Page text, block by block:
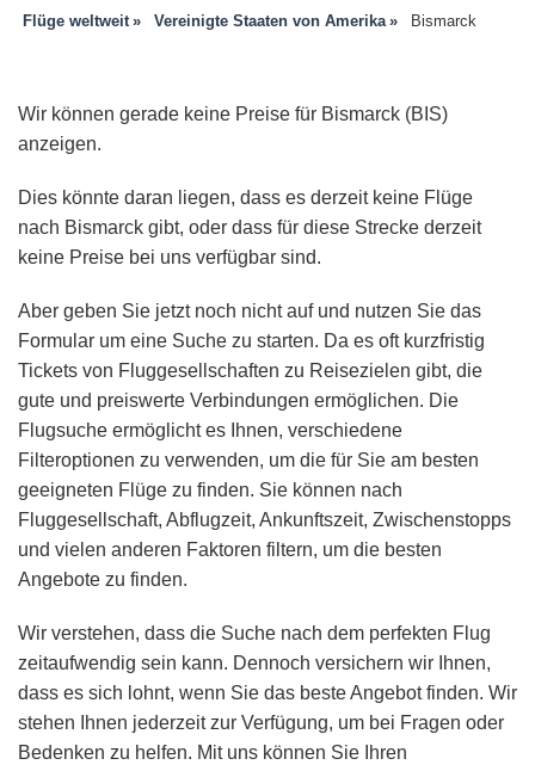
Flüge weltweit Vereinigte Staaten von Amerika Bismarck
Wir können gerade keine Preise für Bismarck (BIS)
anzeigen.
Dies könnte daran liegen, dass es derzeit keine Flüge
nach Bismarck gibt, oder dass für diese Strecke derzeit
keine Preise bei uns verfügbar sind.
Aber geben Sie jetzt noch nicht auf und nutzen Sie das
Formular um eine Suche zu starten. Da es oft kurzfristig
Tickets von Fluggesellschaften zu Reisezielen gibt, die
gute und preiswerte Verbindungen ermöglichen. Die
Flugsuche ermöglicht es Ihnen, verschiedene
Filteroptionen zu verwenden, um die für Sie am besten
geeigneten Flüge zu finden. Sie können nach
Fluggesellschaft, Abflugzeit, Ankunftszeit, Zwischenstopps
und vielen anderen Faktoren filtern, um die besten
Angebote zu finden.
Wir verstehen, dass die Suche nach dem perfekten Flug
zeitaufwendig sein kann. Dennoch versichern wir Ihnen,
dass es sich lohnt, wenn Sie das beste Angebot finden. Wir
stehen Ihnen jederzeit zur Verfügung, um bei Fragen oder
Bedenken zu helfen. Mit uns können Sie Ihren